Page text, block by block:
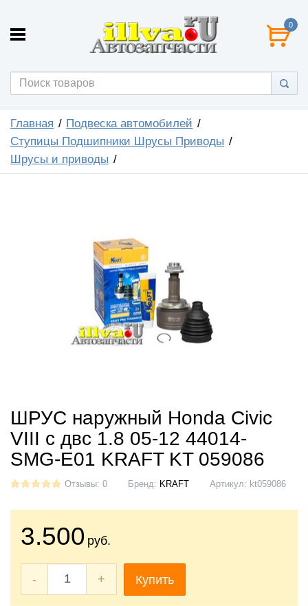
0
Главная
Подвеска автомобилей
Ступицы Подшипники Шрусы Приводы
Шрусы и приводы
ШРУС наружный Honda Civic
VIII с двс 1.8 05-12 44014-
SMG-E01 KRAFT KT 059086
Отзывы: 0 Бренд: KRAFT Артикул: kt059086
3.500 руб.
- + Купить